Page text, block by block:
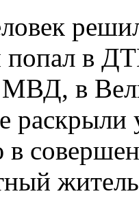
попал в
МВД, в